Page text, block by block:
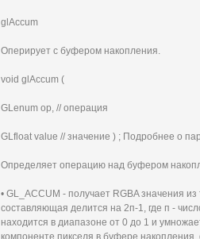
glAccum
Оперирует с буфером накопления.
void glAccum (
GLenum op, // операция
GLfloat value // значение ) ; Подробнее о
Определяет операцию над буфером
• GL_ACCUM - получает RGBA значения
составляющая делится на 2п-1, где п -
находится в диапазоне от 0 до 1 и
компоненте пикселя в буфере